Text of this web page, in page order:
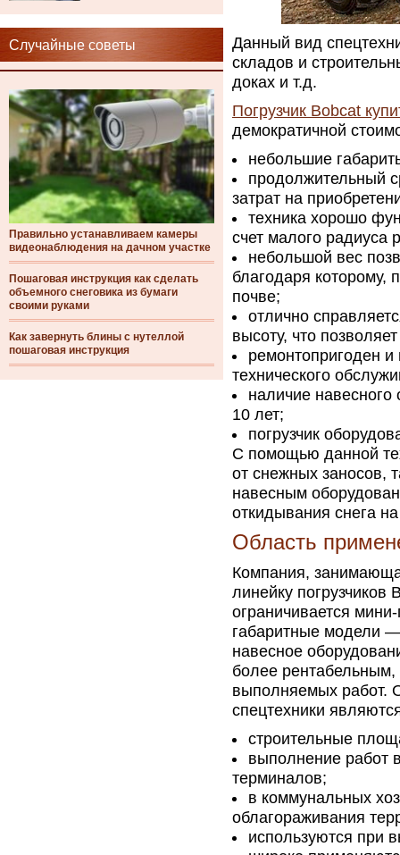
Случайные советы
Правильно устанавливаем камеры
видеонаблюдения на дачном участке
Пошаговая инструкция как сделать
объемного снеговика из бумаги
своими руками
Как завернуть блины с нутеллой
пошаговая инструкция
Данный вид
складов и
доках и т.д.
Погрузчик Bobcat
демократичной
небольшие
продолжительный
затрат на
техника хорошо
счет малого радиуса
небольшой вес
благодаря которому,
почве;
отлично
высоту, что
ремонтопригоден и
технического
наличие навесного
10 лет;
погрузчик
С помощью данной
от снежных заносов,
навесным
откидывания снега
Область
Компания,
линейку
ограничивается
габаритные модели
навесное
более рентабельным,
выполняемых работ.
спецтехники
строительные
выполнение работ
терминалов;
в коммунальных
облагораживания
используются при